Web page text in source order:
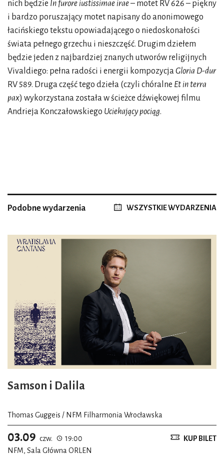
nich będzie In furore iustissimae irae– motet RV 626 – piękny
i bardzo poruszający motet napisany do anonimowego
łacińskiego tekstu opowiadającego o niedoskonałości
świata pełnego grzechu i nieszczęść. Drugim dziełem
będzie jeden z najbardziej znanych utworów religijnych
Vivaldiego: pełna radości i energii kompozycjaGloria D-dur
RV 589. Druga część tego dzieła (czyli chóralne Et in terra
pax) wykorzystana została w ścieżce dźwiękowej filmu
Andrieja Konczałowskiego Uciekający pociąg.
Podobne wydarzenia WSZYSTKIE WYDARZENIA
Samson i Dalila
Thomas Guggeis / NFM Filharmonia Wrocławska
03.09 czw.
19:00
NFM, Sala Główna ORLEN
KUP BILET